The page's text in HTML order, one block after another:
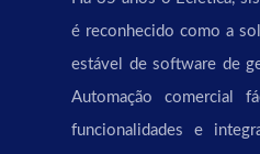
é reconhecido como a
estável de software de
Automação comercial
funcionalidades e